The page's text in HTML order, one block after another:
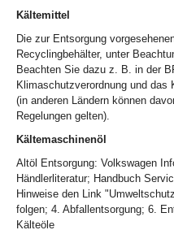
Kältemittel
Die zur Entsorgung
Recyclingbehälter, unter
Beachten Sie dazu z. B. in der
Klimaschutzverordnung und
(in anderen Ländern können
Regelungen gelten).
Kältemaschinenöl
Altöl Entsorgung: Volkswagen
Händlerliteratur; Handbuch
Hinweise den Link
folgen; 4. Abfallentsorgung; 6.
Kälteöle